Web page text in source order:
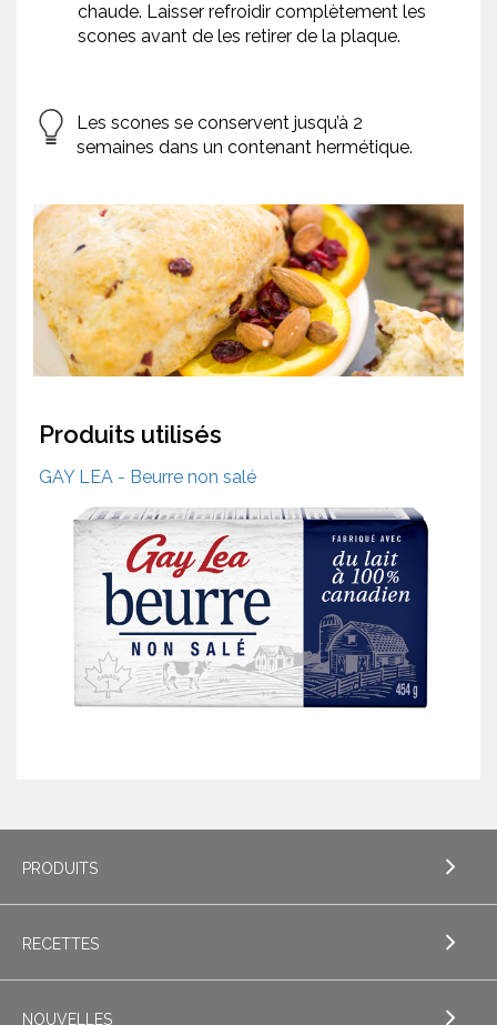
chaude. Laisser refroidir complètement les
scones avant de les retirer de la plaque.
Les scones se conservent jusqu’à 2
semaines dans un contenant hermétique.
Produits utilisés
GAY LEA - Beurre non salé
PRODUITS
EXPLORE PRODUITS
RECETTES
NOUVELLES